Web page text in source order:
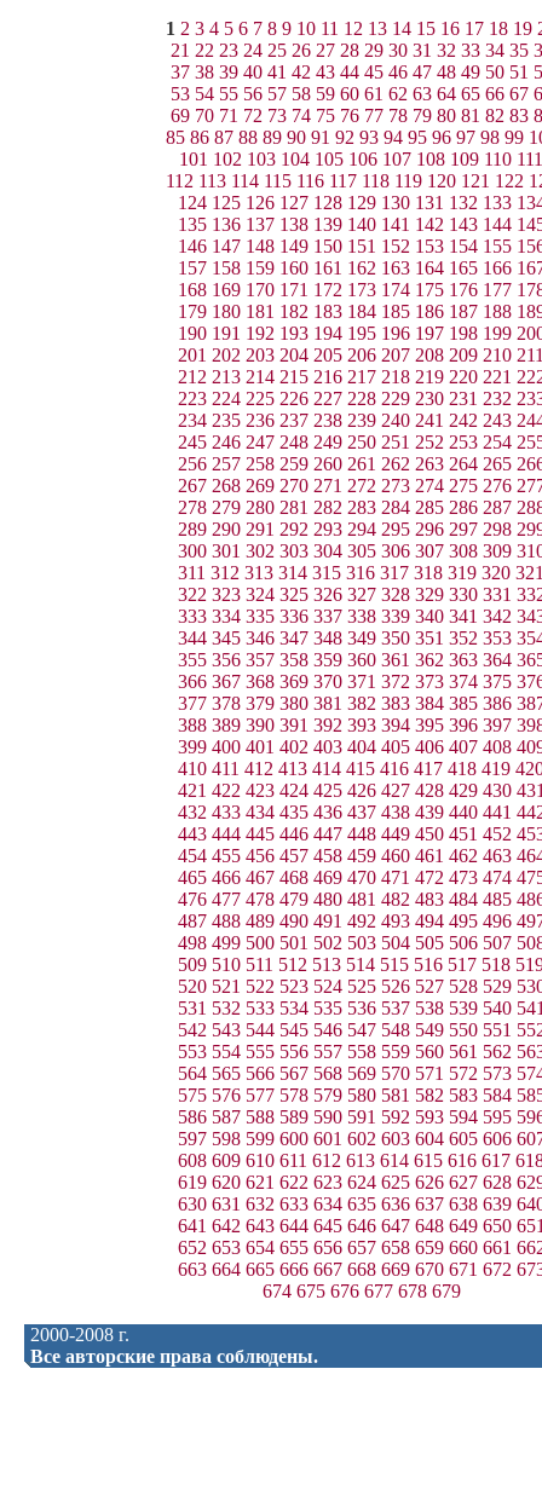
1 2 3 4 5 6 7 8 9 10 11 12 13 14 15 16 17 18 19
21 22 23 24 25 26 27 28 29 30 31 32 33 34 35
37 38 39 40 41 42 43 44 45 46 47 48 49 50 51
53 54 55 56 57 58 59 60 61 62 63 64 65 66 67
69 70 71 72 73 74 75 76 77 78 79 80 81 82 83
85 86 87 88 89 90 91 92 93 94 95 96 97 98 99
101 102 103 104 105 106 107 108 109 110 111
112 113 114 115 116 117 118 119 120 121 122
124 125 126 127 128 129 130 131 132 133
135 136 137 138 139 140 141 142 143 144
146 147 148 149 150 151 152 153 154 155
157 158 159 160 161 162 163 164 165 166
168 169 170 171 172 173 174 175 176 177
179 180 181 182 183 184 185 186 187 188
190 191 192 193 194 195 196 197 198 199
201 202 203 204 205 206 207 208 209 210
212 213 214 215 216 217 218 219 220 221
223 224 225 226 227 228 229 230 231 232
234 235 236 237 238 239 240 241 242 243
245 246 247 248 249 250 251 252 253 254
256 257 258 259 260 261 262 263 264 265
267 268 269 270 271 272 273 274 275 276
278 279 280 281 282 283 284 285 286 287
289 290 291 292 293 294 295 296 297 298
300 301 302 303 304 305 306 307 308 309
311 312 313 314 315 316 317 318 319 320
322 323 324 325 326 327 328 329 330 331
333 334 335 336 337 338 339 340 341 342
344 345 346 347 348 349 350 351 352 353
355 356 357 358 359 360 361 362 363 364
366 367 368 369 370 371 372 373 374 375
377 378 379 380 381 382 383 384 385 386
388 389 390 391 392 393 394 395 396 397
399 400 401 402 403 404 405 406 407 408
410 411 412 413 414 415 416 417 418 419
421 422 423 424 425 426 427 428 429 430
432 433 434 435 436 437 438 439 440 441
443 444 445 446 447 448 449 450 451 452
454 455 456 457 458 459 460 461 462 463
465 466 467 468 469 470 471 472 473 474
476 477 478 479 480 481 482 483 484 485
487 488 489 490 491 492 493 494 495 496
498 499 500 501 502 503 504 505 506 507
509 510 511 512 513 514 515 516 517 518
520 521 522 523 524 525 526 527 528 529
531 532 533 534 535 536 537 538 539 540
542 543 544 545 546 547 548 549 550 551
553 554 555 556 557 558 559 560 561 562
564 565 566 567 568 569 570 571 572 573
575 576 577 578 579 580 581 582 583 584
586 587 588 589 590 591 592 593 594 595
597 598 599 600 601 602 603 604 605 606
608 609 610 611 612 613 614 615 616 617
619 620 621 622 623 624 625 626 627 628
630 631 632 633 634 635 636 637 638 639
641 642 643 644 645 646 647 648 649 650
652 653 654 655 656 657 658 659 660 661
663 664 665 666 667 668 669 670 671 672
674 675 676 677 678 679
2000-2008 г.
Все авторские права соблюдены.